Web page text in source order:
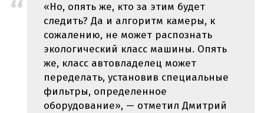
«Но, опять же, кто за этим будет
следить? Да и алгоритм камеры, к
сожалению, не может распознать
экологический класс машины. Опять
же, класс автовладелец может
переделать, установив специальные
фильтры, определенное
оборудование», — отметил Дмитрий